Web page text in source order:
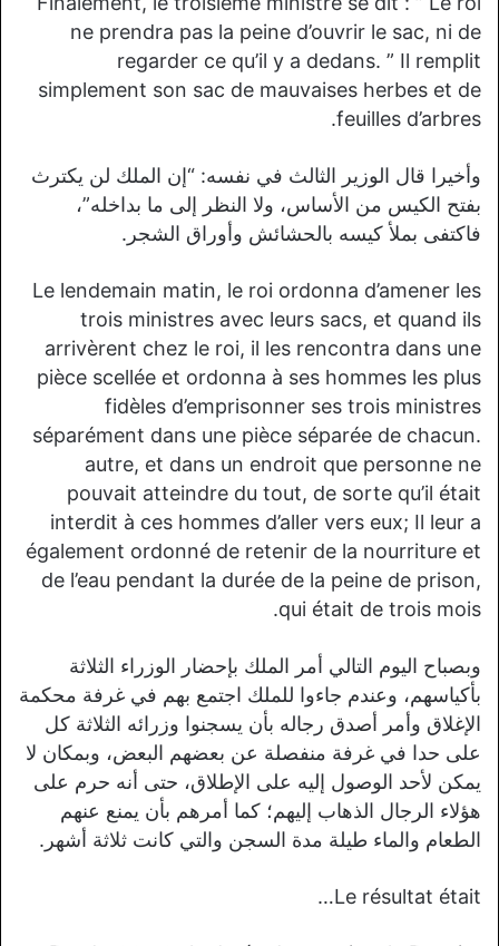
ne prendra pas la peine d’ouvrir le sac, ni de
regarder ce qu’il y a dedans. ” Il remplit
simplement son sac de mauvaises herbes et de
feuilles d’arbres.
وأخيرا قال الوزير الثالث في نفسه: “إن الملك لن يكترث
بفتح الكيس من الأساس، ولا النظر إلى ما بداخله”،
فاكتفى بملأ كيسه بالحشائش وأوراق الشجر.
Le lendemain matin, le roi ordonna d’amener les
trois ministres avec leurs sacs, et quand ils
arrivèrent chez le roi, il les rencontra dans une
pièce scellée et ordonna à ses hommes les plus
fidèles d’emprisonner ses trois ministres
séparément dans une pièce séparée de chacun.
autre, et dans un endroit que personne ne
pouvait atteindre du tout, de sorte qu’il était
interdit à ces hommes d’aller vers eux; Il leur a
également ordonné de retenir de la nourriture et
de l’eau pendant la durée de la peine de prison,
qui était de trois mois.
وبصباح اليوم التالي أمر الملك بإحضار الوزراء الثلاثة
بأكياسهم، وعندم جاءوا للملك اجتمع بهم في غرفة محكمة
الإغلاق وأمر أصدق رجاله بأن يسجنوا وزرائه الثلاثة كل
على حدا في غرفة منفصلة عن بعضهم البعض، وبمكان لا
يمكن لأحد الوصول إليه على الإطلاق، حتى أنه حرم على
هؤلاء الرجال الذهاب إليهم؛ كما أمرهم بأن يمنع عنهم
الطعام والماء طيلة مدة السجن والتي كانت ثلاثة أشهر.
Le résultat était…